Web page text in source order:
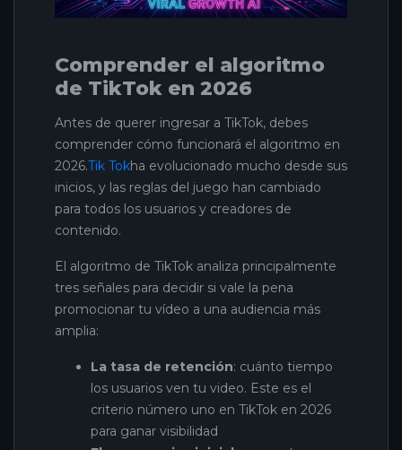
Comprender el algoritmo
de TikTok en 2026
Antes de querer ingresar a TikTok, debes
comprender cómo funcionará el algoritmo en
2026.Tik Tokha evolucionado mucho desde sus
inicios, y las reglas del juego han cambiado
para todos los usuarios y creadores de
contenido.
El algoritmo de TikTok analiza principalmente
tres señales para decidir si vale la pena
promocionar tu vídeo a una audiencia más
amplia:
La tasa de retención: cuánto tiempo
los usuarios ven tu video. Este es el
criterio número uno en TikTok en 2026
para ganar visibilidad